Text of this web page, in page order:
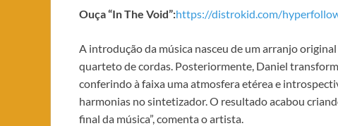
Ouça “In The Void”:https://distrokid.com/
A introdução da música nasceu de um arranjo
quarteto de cordas. Posteriormente, Daniel
conferindo à faixa uma atmosfera etérea e
harmonias no sintetizador. O resultado acabou
final da música”, comenta o artista.